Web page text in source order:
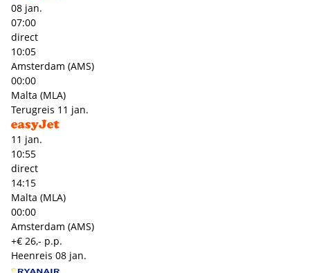
08 jan.
07:00
direct
10:05
Amsterdam (AMS)
00:00
Malta (MLA)
Terugreis 11 jan.
11 jan.
10:55
direct
14:15
Malta (MLA)
00:00
Amsterdam (AMS)
+€ 26,- p.p.
Heenreis 08 jan.